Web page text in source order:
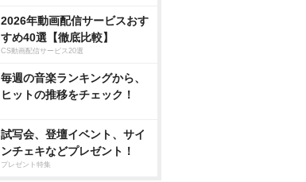
2026年動画配信サービスおす
すめ40選【徹底比較】
CS動画配信サービス20選
毎週の音楽ランキングから、
ヒットの推移をチェック！
試写会、登壇イベント、サイ
ンチェキなどプレゼント！
プレゼント特集